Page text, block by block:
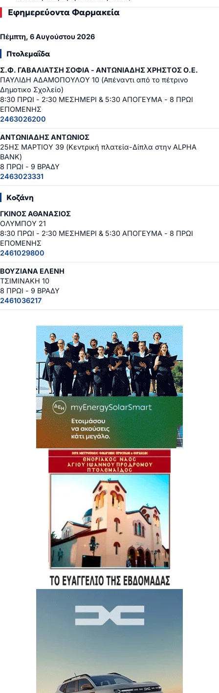
Εφημερεύοντα Φαρμακεία
Πέμπτη, 6 Αυγούστου 2026
Πτολεμαΐδα
Σ.Φ. ΓΑΒΑΛΙΑΤΣΗ ΣΟΦΙΑ - ΑΝΤΩΝΙΑΔΗΣ ΧΡΗΣΤΟΣ Ο.Ε.
ΠΑΥΛΙΔΗ ΑΔΑΜΟΠΟΥΛΟΥ 10 (Απέναντι από το πέτρινο
Δημοτικο Σχολείο)
8:30 ΠΡΩΙ - 2:30 ΜΕΣΗΜΕΡΙ & 5:30 ΑΠΟΓΕΥΜΑ - 8 ΠΡΩΙ
ΕΠΟΜΕΝΗΣ
2463026200
ΑΝΤΩΝΙΑΔΗΣ ΑΝΤΩΝΙΟΣ
25ΗΣ ΜΑΡΤΙΟΥ 39 (Κεντρική πλατεία-Δίπλα στην ALPHA
BANK)
8 ΠΡΩΙ - 9 ΒΡΑΔΥ
2463023331
Κοζάνη
ΓΚΙΝΟΣ ΑΘΑΝΑΣΙΟΣ
ΟΛΥΜΠΟΥ 21
8:30 ΠΡΩΙ - 2:30 ΜΕΣΗΜΕΡΙ & 5:30 ΑΠΟΓΕΥΜΑ - 8 ΠΡΩΙ
ΕΠΟΜΕΝΗΣ
2461029800
ΒΟΥΖΙΑΝΑ ΕΛΕΝΗ
ΤΣΙΜΙΝΑΚΗ 10
8 ΠΡΩΙ - 9 ΒΡΑΔΥ
2461036217